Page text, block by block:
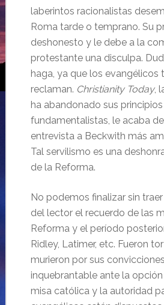
laberintos racionalistas
Roma tarde o temprano. Su
deshonesto y le debe a la
protestante una disculpa.
haga, ya que los evangélicos
reclaman. Christianity Today,
ha abandonado sus principios
fundamentalistas, le acaba
entrevista a Beckwith más
Tal servilismo es una
de la Reforma.
No podemos finalizar sin
del lector el recuerdo de las
Reforma y el período
Ridley, Latimer, etc. Fueron
murieron por sus
inquebrantable ante la
misa católica y la autoridad